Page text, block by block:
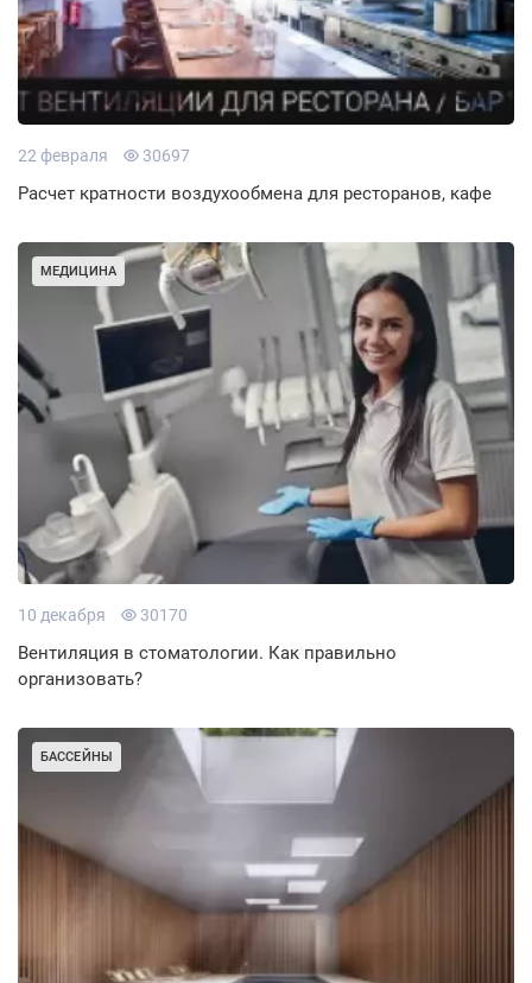
22 февраля 30697
Расчет кратности воздухообмена для ресторанов, кафе
МЕДИЦИНА
10 декабря 30170
Вентиляция в стоматологии. Как правильно
организовать?
БАССЕЙНЫ